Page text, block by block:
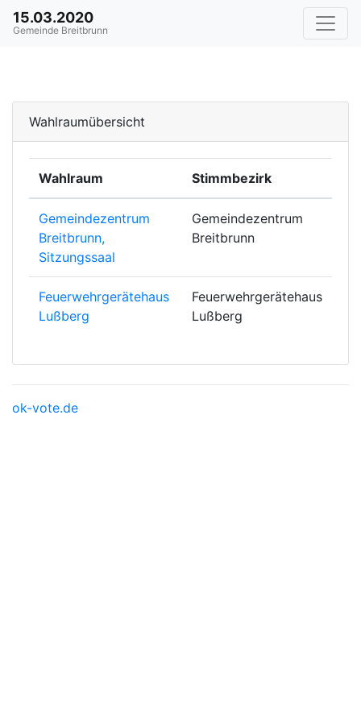
15.03.2020
Gemeinde Breitbrunn
Wahlraumübersicht
Wahlraum Stimmbezirk
Gemeindezentrum
Breitbrunn,
Sitzungssaal
Gemeindezentrum
Breitbrunn
Feuerwehrgerätehaus
Lußberg
Feuerwehrgerätehaus
Lußberg
ok-vote.de